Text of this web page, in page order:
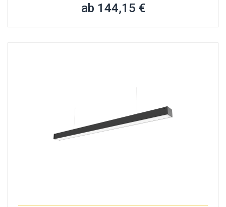
ab 144,15 €